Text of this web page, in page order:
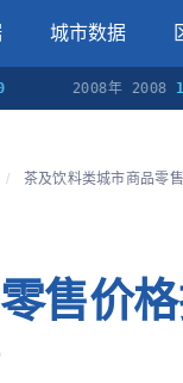
城市数据
2008年 2008 104.20
/ 茶及饮料类城市商品零
售价